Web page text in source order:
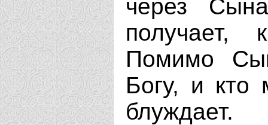
через
получает,
Помимо
Богу, и кто
блуждает.